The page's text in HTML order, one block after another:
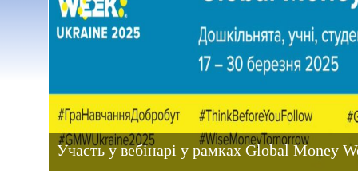
Участь у вебінарі у рамках Global Money